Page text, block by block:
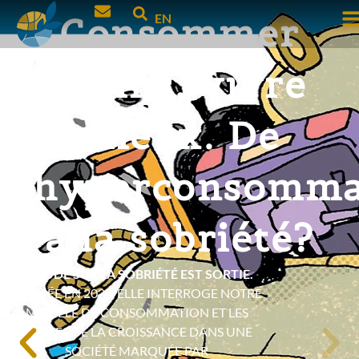
EN
Consommer
moins, vivre
mieux. De
à la sobriété?
L’ÉTUDE SUR LA SOBRIÉTÉ EST SORTIE.
PUBLIÉE EN 2025, ELLE INTERROGE NOTRE
MODÈLE DE CONSOMMATION ET LES
LIMITES DE LA CROISSANCE DANS UNE
SOCIÉTÉ MARQUÉE PAR